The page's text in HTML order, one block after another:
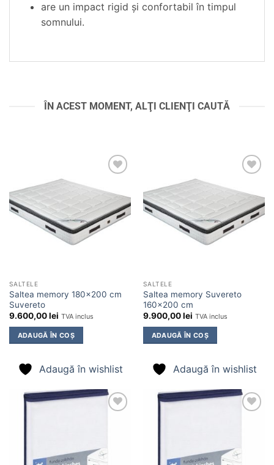
are un impact rigid şi confortabil în timpul
somnului.
ÎN ACEST MOMENT, ALŢI CLIENŢI CAUTĂ
în
SALTELE
Saltea memory 180×200 cm
Suvereto
9.600,00lei TVA inclus
ADAUGĂ ÎN COȘ
Adaugă în wishlist
în
SALTELE
Saltea memory Suvereto
160×200 cm
9.900,00lei TVA inclus
ADAUGĂ ÎN COȘ
Adaugă în wishlist